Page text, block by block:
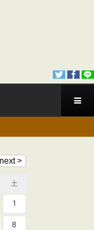
土
1
8